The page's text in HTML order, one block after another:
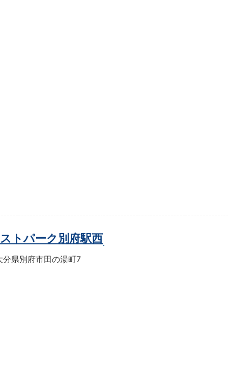
ストパーク別府駅西
分県別府市田の湯町7